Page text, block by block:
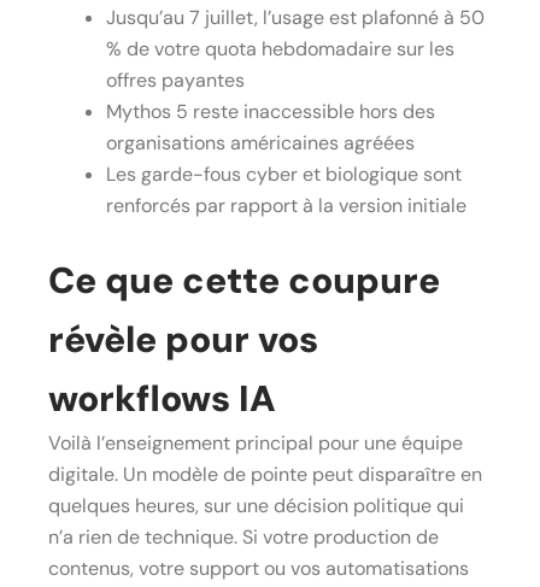
Jusqu’au 7 juillet, l’usage est plafonné à 50
% de votre quota hebdomadaire sur les
offres payantes
Mythos 5 reste inaccessible hors des
organisations américaines agréées
Les garde-fous cyber et biologique sont
renforcés par rapport à la version initiale
Ce que cette coupure
révèle pour vos
workflows IA
Voilà l’enseignement principal pour une équipe
digitale. Un modèle de pointe peut disparaître en
quelques heures, sur une décision politique qui
n’a rien de technique. Si votre production de
contenus, votre support ou vos automatisations